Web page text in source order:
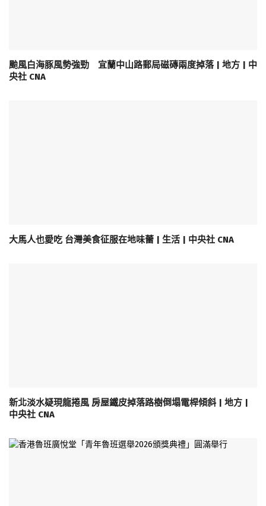
颱風白海豚風勢強勁 宜蘭中山路郵局磁磚兩度掉落 | 地方 | 中
央社 CNA
大馬人也愛吃 台灣美食征服在地味蕾 | 生活 | 中央社 CNA
新北淡水疑現龍捲風 房屋鐵皮掉落路樹倒塌電桿傾斜 | 地方 |
中央社 CNA